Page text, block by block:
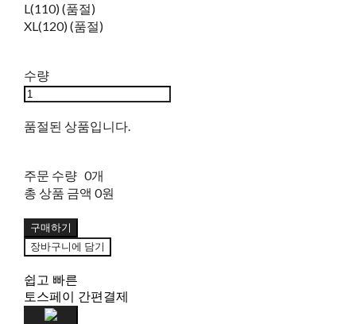
L(110) (품절)
XL(120) (품절)
수량
품절된 상품입니다.
주문 수량 0개
총 상품 금액 0원
구매하기
장바구니에 담기
쉽고 빠른
토스페이 간편결제